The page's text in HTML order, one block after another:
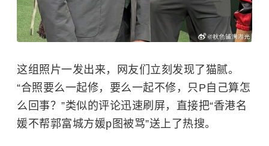
这组照片一发出来，网友们立刻发现了猫腻。
“合照要么一起修，要么一起不修，只P自己算怎
么回事？”类似的评论迅速刷屏，直接把“香港名
媛不帮郭富城方媛p图被骂”送上了热搜。